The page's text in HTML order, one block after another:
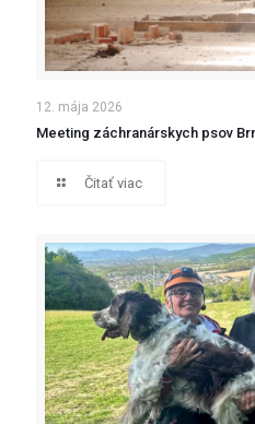
12. mája 2026
Meeting záchranárskych psov
Čitať viac